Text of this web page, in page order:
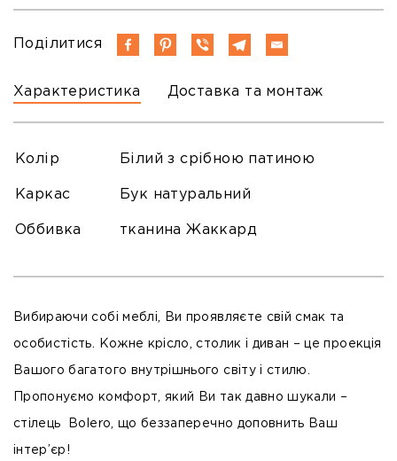
Характеристика Доставка та монтаж
Поділитися
Колір Білий з срібною патиною
Каркас Бук натуральний
Оббивка тканина Жаккард
Вибираючи собі меблі, Ви проявляєте свій смак та
особистість. Кожне крісло, столик і диван – це проекція
Вашого багатого внутрішнього світу і стилю.
Пропонуємо комфорт, який Ви так давно шукали –
стілець Bolero, що беззаперечно доповнить Ваш
інтер’єр!